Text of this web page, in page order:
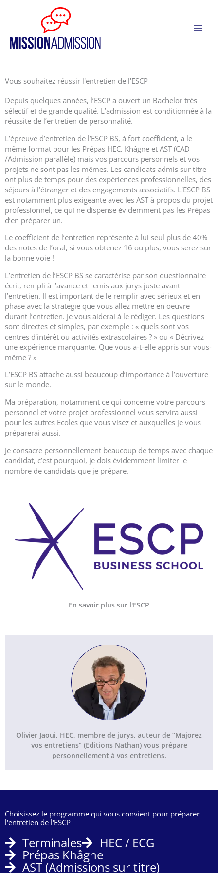
Vous souhaitez réussir l'entretien de l'ESCP
Depuis quelques années, l’ESCP a ouvert un Bachelor très
sélectif et de grande qualité. L’admission est conditionnée à la
réussite de l’entretien de personnalité.
L’épreuve d’entretien de l’ESCP BS, à fort coefficient, a le
même format pour les Prépas HEC, Khâgne et AST (CAD
/Admission parallèle) mais vos parcours personnels et vos
projets ne sont pas les mêmes. Les candidats admis sur titre
ont plus de temps pour des expériences professionnelles, des
séjours à l’étranger et des engagements associatifs. L’ESCP BS
est notamment plus exigeante avec les AST à propos du projet
professionnel, ce qui ne dispense évidemment pas les Prépas
d’en préparer un.
Le coefficient de l’entretien représente à lui seul plus de 40%
des notes de l’oral, si vous obtenez 16 ou plus, vous serez sur
la bonne voie !
L’entretien de l’ESCP BS se caractérise par son questionnaire
écrit, rempli à l’avance et remis aux jurys juste avant
l’entretien. Il est important de le remplir avec sérieux et en
phase avec la stratégie que vous allez mettre en oeuvre
durant l’entretien. Je vous aiderai à le rédiger. Les questions
sont directes et simples, par exemple : « quels sont vos
centres d’intérêt ou activités extrascolaires ? » ou « Décrivez
une expérience marquante. Que vous a-t-elle appris sur vous-
même ? »
L’ESCP BS attache aussi beaucoup d’importance à l’ouverture
sur le monde.
Ma préparation, notamment ce qui concerne votre parcours
personnel et votre projet professionnel vous servira aussi
pour les autres Ecoles que vous visez et auxquelles je vous
préparerai aussi.
Je consacre personnellement beaucoup de temps avec chaque
candidat, c’est pourquoi, je dois évidemment limiter le
nombre de candidats que je prépare.
En savoir plus sur l'ESCP
Olivier Jaoui, HEC, membre de jurys, auteur de “Majorez
vos entretiens” (Editions Nathan) vous prépare
personnellement à vos entretiens.
Choisissez le programme qui vous convient pour préparer
l'entretien de l'ESCP
Terminales HEC / ECG
Prépas Khâgne
AST (Admissions sur titre)
Panneau de gestion des cookies